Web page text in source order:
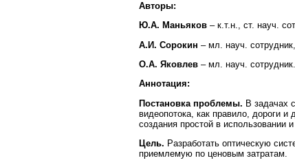
Авторы:
Ю.А. Маньяков – к.т.н., ст. науч.
А.И. Сорокин – мл. науч. сотрудник,
О.А. Яковлев – мл. науч. сотрудник.
Аннотация:
Постановка проблемы. В задачах
видеопотока, как правило, дороги
создания простой в использовании
Цель. Разработать оптическую
приемлемую по ценовым затратам.